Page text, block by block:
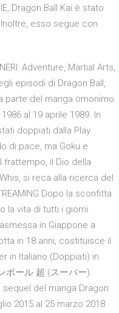
Dragon Ball Kai è stato
esso segue con
Adventure, Martial Arts,
episodi di Dragon Ball,
parte del manga omonimo
al 19 aprile 1989. In
doppiati dalla Play
di pace, ma Goku e
il Dio della
si reca alla ricerca del
Dopo la sconfitta
la vita di tutti i giorni.
in Giappone a
in 18 anni, costituisce il
in Italiano (Doppiati) in
ボール 超 (スーパー)
del manga Dragon
2015 al 25 marzo 2018